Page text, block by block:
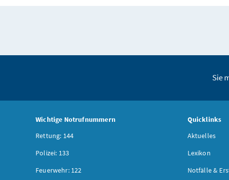
Sie
Wichtige Notrufnummern
Rettung: 144
Polizei: 133
Feuerwehr: 122
Quicklinks
Aktuelles
Lexikon
Notfälle &